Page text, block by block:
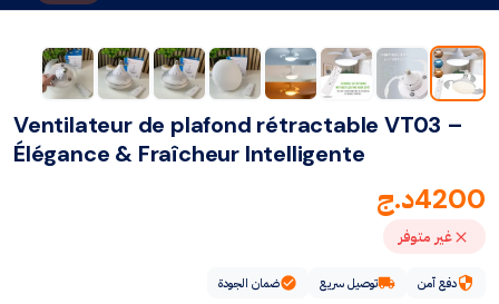
Ventilateur de plafond rétractable VT03 –
Élégance & Fraîcheur Intelligente
4200د.ج
غير متوفر
دفع آمن توصيل سريع ضمان الجودة